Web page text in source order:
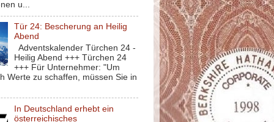
u...
Tür 24: Bescherung an Heilig
Abend
Adventskalender Türchen 24 -
Heilig Abend +++ Türchen 24
+++ Für Unternehmer: "Um
Werte zu schaffen, müssen Sie in
In Deutschland erhebt ein
österreichisches